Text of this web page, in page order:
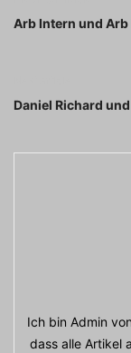
Arb Intern und
Daniel Richard
Ich bin Admin
dass alle Artikel